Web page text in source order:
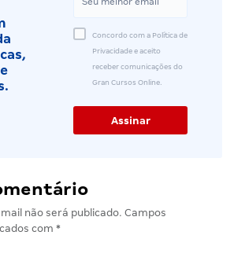
Concordo com a Política de
Privacidade e aceito
receber comunicações do
Gran Cursos Online.
não será publicado. Campos
com *